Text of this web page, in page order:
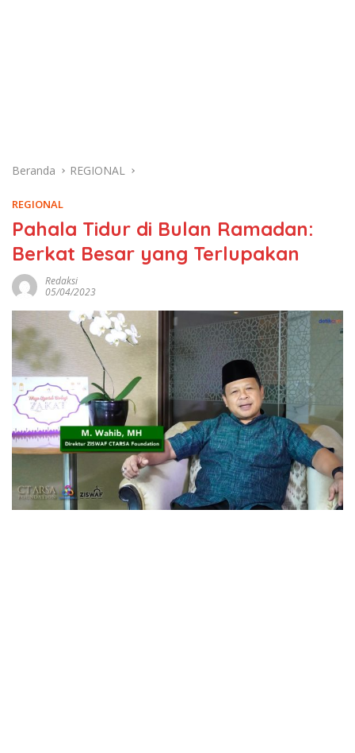
Beranda REGIONAL
REGIONAL
Pahala Tidur di Bulan Ramadan:
Berkat Besar yang Terlupakan
Redaksi
05/04/2023